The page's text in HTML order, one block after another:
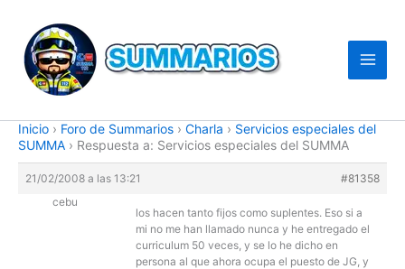
contenido
Inicio › Foro de Summarios › Charla › Servicios especiales del
SUMMA › Respuesta a: Servicios especiales del SUMMA
21/02/2008 a las 13:21
#81358
cebu
los hacen tanto fijos como suplentes. Eso si a
mi no me han llamado nunca y he entregado el
curriculum 50 veces, y se lo he dicho en
persona al que ahora ocupa el puesto de JG, y